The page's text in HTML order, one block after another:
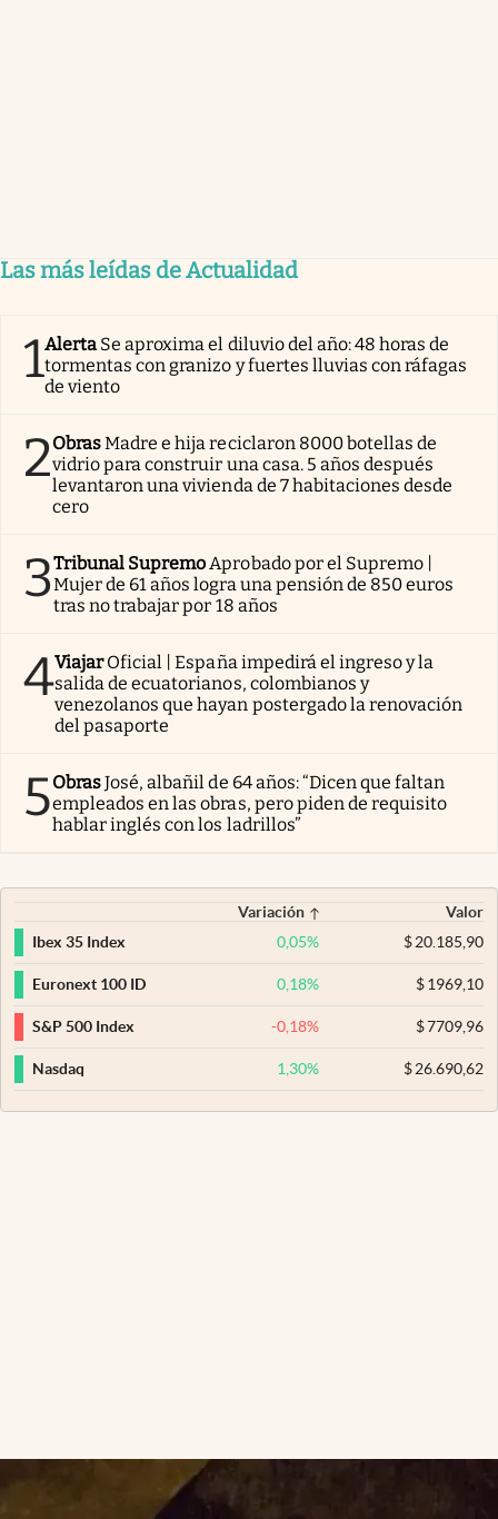
Las más leídas de Actualidad
1Alerta Se aproxima el diluvio del año: 48 horas de
tormentas con granizo y fuertes lluvias con ráfagas
de viento
2ObrasMadre e hija reciclaron 8000 botellas de
vidrio para construir una casa. 5 años después
levantaron una vivienda de 7 habitaciones desde
cero
3Tribunal Supremo Aprobado por el Supremo |
Mujer de 61 años logra una pensión de 850 euros
tras no trabajar por 18 años
4Viajar Oficial | España impedirá el ingreso y la
salida de ecuatorianos, colombianos y
venezolanos que hayan postergado la renovación
del pasaporte
5ObrasJosé, albañil de 64 años: “Dicen que faltan
empleados en las obras, pero piden de requisito
hablar inglés con los ladrillos”
Variación
Valor
Ibex 35 Index
0,05% $20.185,90
Euronext 100 ID 0,18% $1969,10
S&P 500 Index -0,18% $7709,96
Nasdaq 1,30% $26.690,62